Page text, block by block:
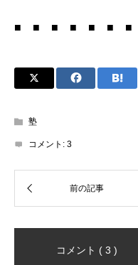
■ ■ ■ ■ ■ ■
塾
コメント: 3
コメント ( 3 )